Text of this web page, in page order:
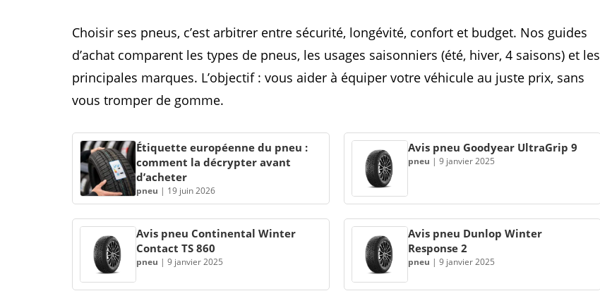
Choisir ses pneus, c’est arbitrer entre sécurité, longévité, confort et budget. Nos guides
d’achat comparent les types de pneus, les usages saisonniers (été, hiver, 4 saisons) et les
principales marques. L’objectif : vous aider à équiper votre véhicule au juste prix, sans
vous tromper de gomme.
Étiquette européenne du pneu :
comment la décrypter avant
d’acheter
pneu | 19 juin 2026
Avis pneu Goodyear UltraGrip 9
pneu | 9 janvier 2025
Avis pneu Continental Winter
Contact TS 860
pneu | 9 janvier 2025
Avis pneu Dunlop Winter
Response 2
pneu | 9 janvier 2025